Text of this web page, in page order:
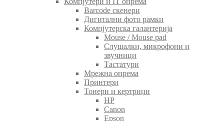
Barcode скенери
Дигитални фото рамки
Компјутерска галантерија
Mouse / Mouse pad
Слушалки, микрофони и
звучници
Тастатури
Мрежна опрема
Принтери
Тонери и кертриџи
HP
Canon
Epson